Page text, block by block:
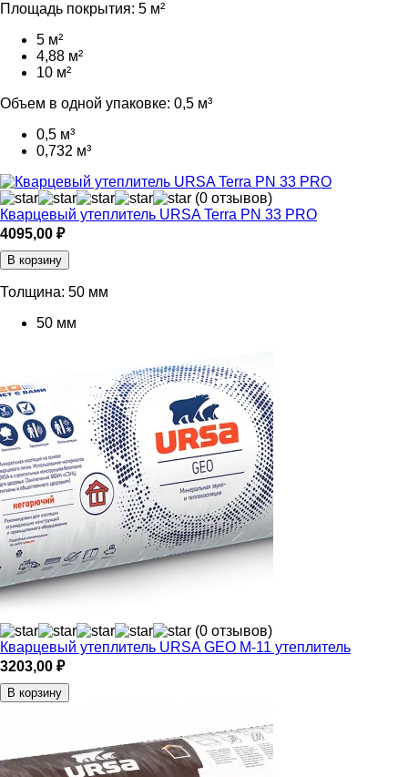
Площадь покрытия: 5 м²
5 м²
4,88 м²
10 м²
Объем в одной упаковке: 0,5 м³
0,5 м³
0,732 м³
(0 отзывов)
Кварцевый утеплитель URSA Terra PN 33 PRO
4095,00 ₽
В корзину
Толщина: 50 мм
50 мм
(0 отзывов)
Кварцевый утеплитель URSA GEO М-11 утеплитель
3203,00 ₽
В корзину